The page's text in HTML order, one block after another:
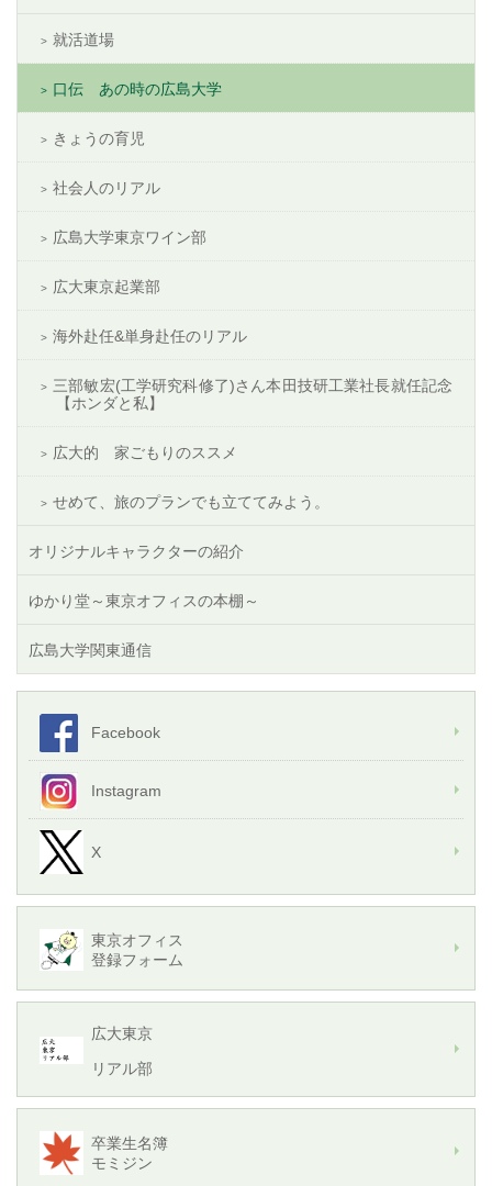
就活道場
口伝 あの時の広島大学
きょうの育児
社会人のリアル
広島大学東京ワイン部
広大東京起業部
海外赴任&単身赴任のリアル
三部敏宏(工学研究科修了)さん本田技研工業社長就任記念
【ホンダと私】
広大的 家ごもりのススメ
せめて、旅のプランでも立ててみよう。
オリジナルキャラクターの紹介
ゆかり堂～東京オフィスの本棚～
広島大学関東通信
Facebook
Instagram
X
東京オフィス
登録フォーム
広大東京
リアル部
卒業生名簿
モミジン